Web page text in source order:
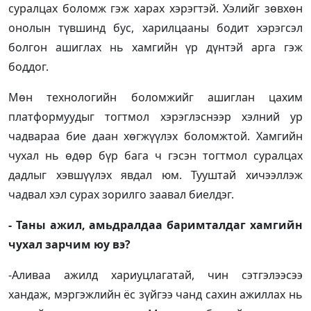
суралцах боломж гэж харах хэрэгтэй. Хэлийг зөвхөн
онолын түвшинд бус, харилцааны бодит хэрэгсэл
болгон ашиглах нь хамгийн үр дүнтэй арга гэж
боддог.
Мөн технологийн боломжийг ашиглан цахим
платформуудыг тогтмол хэрэглэснээр хэлний ур
чадвараа бие даан хөгжүүлэх боломжтой. Хамгийн
чухал нь өдөр бүр бага ч гэсэн тогтмол суралцах
дадлыг хэвшүүлэх явдал юм. Тууштай хичээллэж
чадвал хэл сурах зорилго заавал биелдэг.
- Таны ажил, амьдралдаа баримталдаг хамгийн
чухал зарчим юу вэ?
-Аливаа ажилд хариуцлагатай, чин сэтгэлээсээ
хандаж, мэргэжлийн ёс зүйгээ чанд сахин ажиллах нь